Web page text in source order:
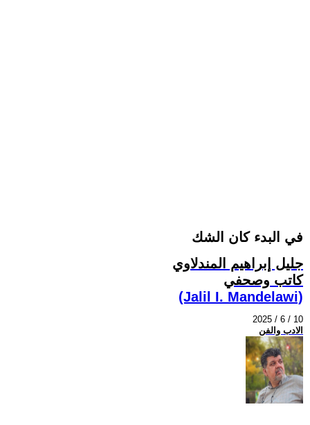
في البدء كان الشك
جليل إبراهيم المندلاوي
كاتب وصحفي
(Jalil I. Mandelawi)
2025 / 6 / 10
الادب والفن